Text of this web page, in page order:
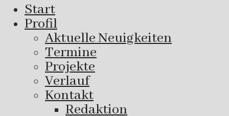
Start
Profil
Aktuelle Neuigkeiten
Termine
Projekte
Verlauf
Kontakt
Redaktion